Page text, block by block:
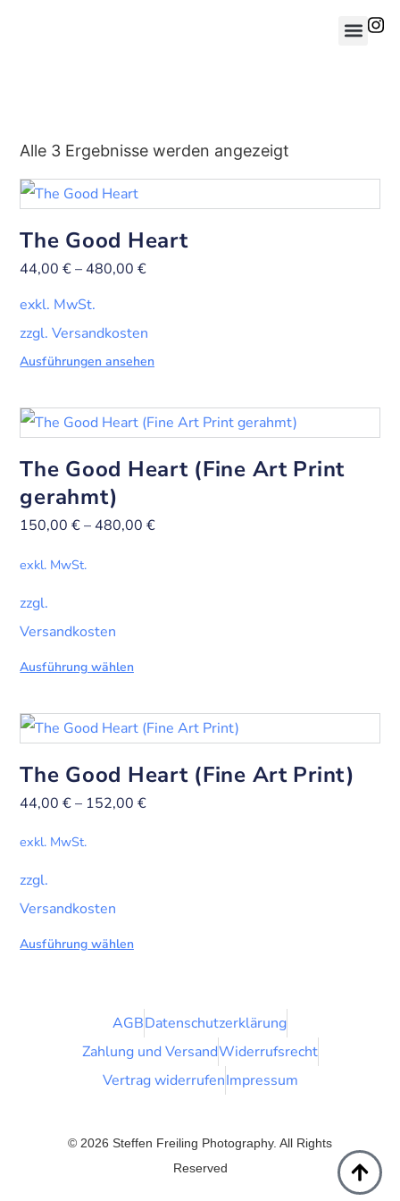
Alle 3 Ergebnisse werden angezeigt
The Good Heart
44,00€– 480,00€
exkl. MwSt.
zzgl. Versandkosten
Ausführungen ansehen
The Good Heart (Fine Art Print
gerahmt)
150,00€– 480,00€
exkl. MwSt.
zzgl.
Versandkosten
Ausführung wählen
The Good Heart (Fine Art Print)
44,00€– 152,00€
exkl. MwSt.
zzgl.
Versandkosten
Ausführung wählen
AGBDatenschutzerklärung
Zahlung und VersandWiderrufsrecht
Vertrag widerrufenImpressum
© 2026 Steffen Freiling Photography. All Rights
Reserved